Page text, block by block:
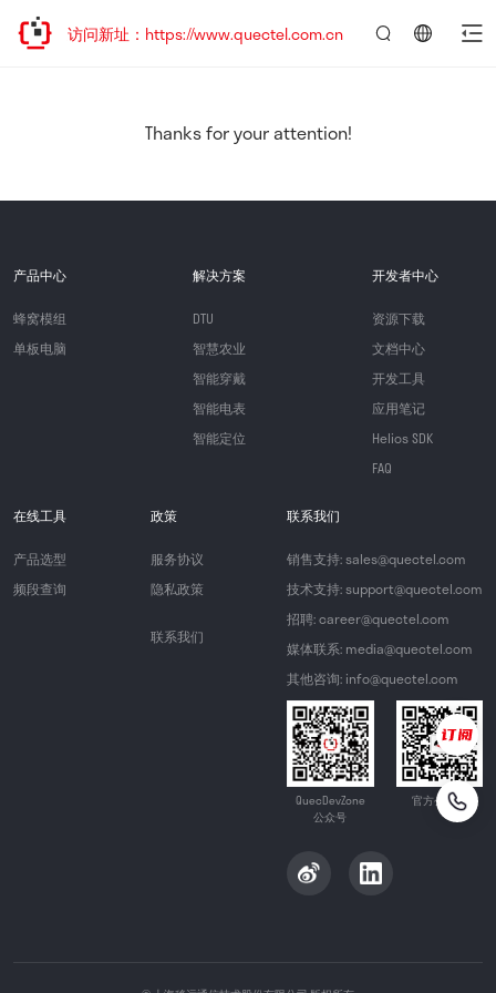
，欢迎访问新址：https://www.quectel.com.cn
Thanks for your attention!
产品中心
蜂窝模组
单板电脑
解决方案
DTU
智慧农业
智能穿戴
智能电表
智能定位
开发者中心
资源下载
文档中心
开发工具
应用笔记
Helios SDK
FAQ
在线工具
产品选型
频段查询
政策
服务协议
隐私政策
联系我们
联系我们
销售支持: sales@quectel.com
技术支持: support@quectel.com
招聘: career@quectel.com
媒体联系: media@quectel.com
其他咨询: info@quectel.com
QuecDevZone
公众号
官方公众号